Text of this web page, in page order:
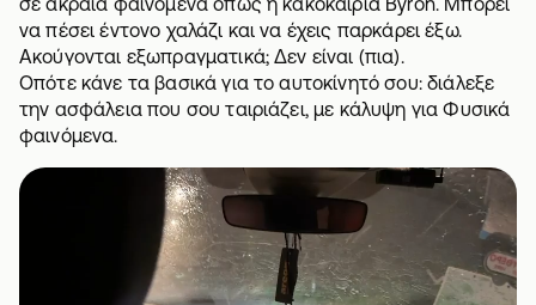
να πέσει έντονο χαλάζι και να έχεις παρκάρει έξω.
Ακούγονται εξωπραγματικά; Δεν είναι (πια).
Οπότε κάνε τα βασικά για το αυτοκίνητό σου: διάλεξε
την ασφάλειαπου σου ταιριάζει, με κάλυψη για Φυσικά
φαινόμενα.